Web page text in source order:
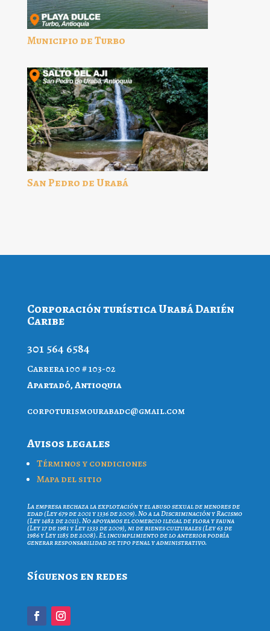
Municipio de Turbo
San Pedro de Urabá
Corporación turística Urabá Darién
Caribe
301 564 6584
Carrera 100 # 103-02
Apartadó, Antioquia
moc.l
iamg@
cdaba
ruoms
iruto
proc
Avisos legales
Términos y condiciones
Mapa del sitio
La empresa rechaza la explotación y el abuso sexual de menores de
edad (Ley 679 de 2001 y 1336 de 2009). No a la Discriminación y Racismo
(Ley 1482 de 2011). No apoyamos el comercio ilegal de flora y fauna
(Ley 17 de 1981 y Ley 1333 de 2009), ni de bienes culturales (Ley 63 de
1986 y Ley 1185 de 2008). El incumplimiento de lo anterior podría
generar responsabilidad de tipo penal y administrativo.
Síguenos en redes